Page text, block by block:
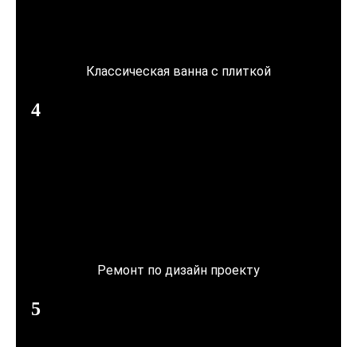
Классическая ванна с плиткой
Ремонт по дизайн проекту